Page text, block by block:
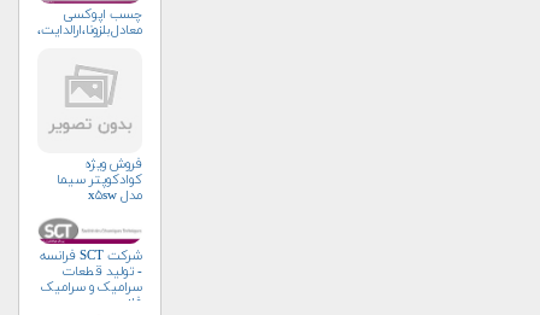
چسب اپوکسی
فروش ویژه
کوادکوپتر سیما
مدل x۵sw
شرکت SCT فرانسه
- تولید قطعات
سرامیک و سرامیک
فلز